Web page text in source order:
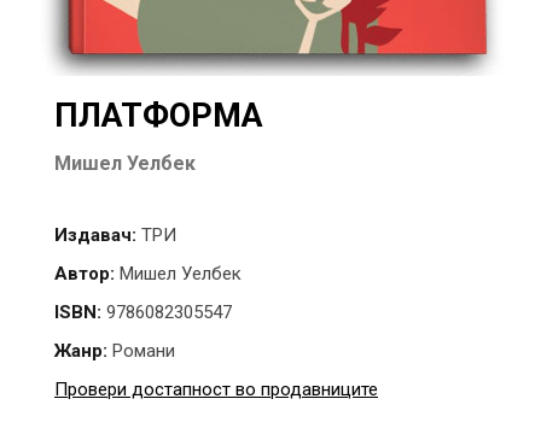
ПЛАТФОРМА
Мишел Уелбек
Издавач: ТРИ
Автор: Мишел Уелбек
ISBN: 9786082305547
Жанр: Романи
Провери достапност во продавниците